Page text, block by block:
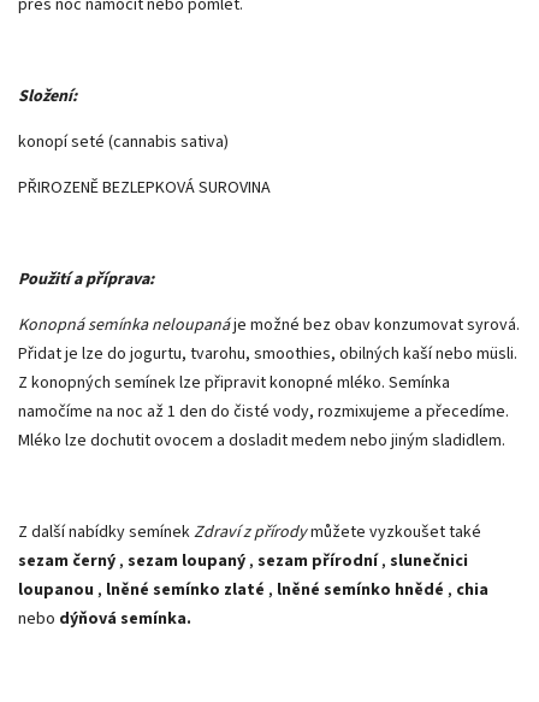
Složení:
konopí seté (cannabis sativa)
PŘIROZENĚ BEZLEPKOVÁ SUROVINA
Použití a příprava:
Konopná semínka neloupanáje možné bez obav konzumovat syrová.
Přidat je lze do jogurtu, tvarohu, smoothies, obilných kaší nebo müsli.
Z konopných semínek lze připravit konopné mléko. Semínka
namočíme na noc až 1 den do čisté vody, rozmixujeme a přecedíme.
Mléko lze dochutit ovocem a dosladit medem nebo jiným sladidlem.
Z další nabídky semínekZdraví z přírodymůžete vyzkoušet také
sezam černý , sezam loupaný , sezam přírodní, slunečnici
loupanou , lněné semínko zlaté , lněné semínko hnědé , chia
nebo dýňová semínka.